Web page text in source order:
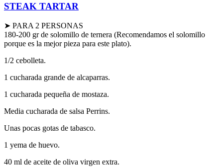
STEAK TARTAR
➤ PARA 2 PERSONAS
180-200 gr de solomillo de ternera (Recomendamos el solomillo
porque es la mejor pieza para este plato).
1/2 cebolleta.
1 cucharada grande de alcaparras.
1 cucharada pequeña de mostaza.
Media cucharada de salsa Perrins.
Unas pocas gotas de tabasco.
1 yema de huevo.
40 ml de aceite de oliva virgen extra.